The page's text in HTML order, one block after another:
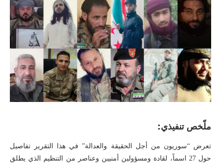
ملّخص تنفيذي:
تعرض “سوريون من أجل الحقيقة والعدالة” في هذا التقرير تفاصيل
حول 27 اسماً، لقادة ومسؤولين أمنيين وعناصر من التنظيم الذي يطلق